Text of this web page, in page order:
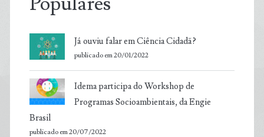
Já ouviu falar em Ciência Cidadã?
publicado em 20/01/2022
Idema participa do Workshop de
Programas Socioambientais, da Engie
Brasil
publicado em 20/07/2022